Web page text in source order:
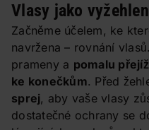
Vlasy jako
Začněme účelem, ke
navržena – rovnání
prameny a pomalu
ke konečkům. Před
sprej, aby vaše vlasy
dostatečné ochrany se